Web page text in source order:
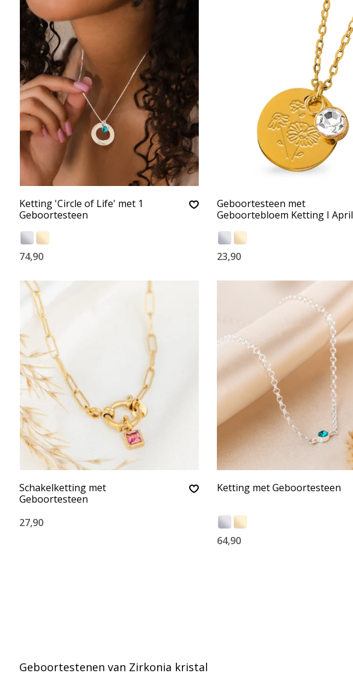
Ketting 'Circle of Life' met 1
Geboortesteen
74,90
Geboortesteen met
Geboortebloem Ketting I April
23,90
Schakelketting met
Geboortesteen
27,90
Ketting met Geboortesteen
64,90
Geboortestenen van Zirkonia kristal